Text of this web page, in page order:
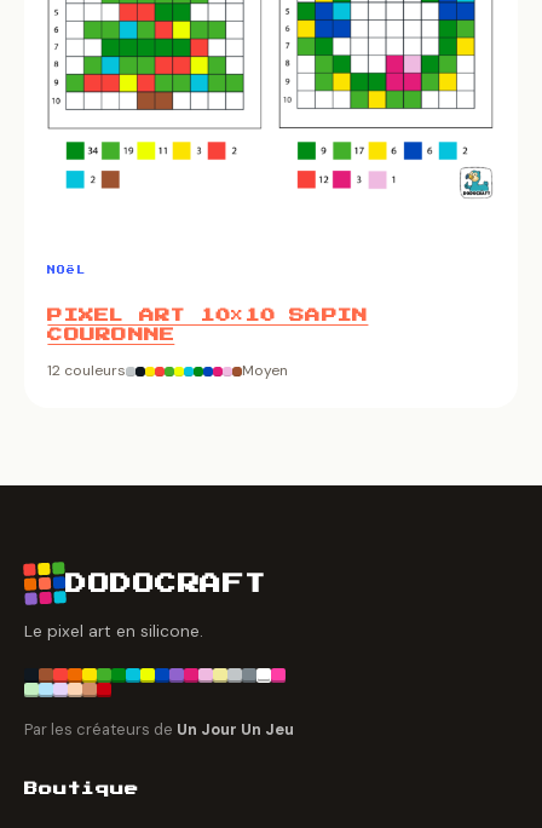
NOëL
PIXEL ART 10×10 SAPIN
COURONNE
12 couleurs Moyen
DODOCRAFT
Le pixel art en silicone.
Par les créateurs de Un Jour Un Jeu
Boutique